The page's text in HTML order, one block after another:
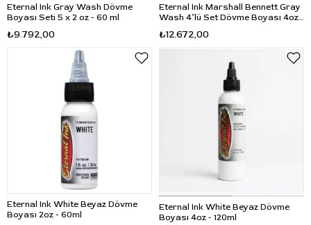
Eternal Ink Gray Wash Dövme
Boyası Seti 5 x 2 oz - 60 ml
₺9.792,00
Eternal Ink Marshall Bennett Gray
Wash 4’lü Set Dövme Boyası 4oz -
₺12.672,00
Eternal Ink White Beyaz Dövme
Boyası 2oz - 60ml
Eternal Ink White Beyaz Dövme
Boyası 4oz - 120ml